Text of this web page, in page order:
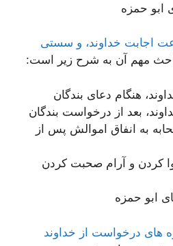
حمزه
اجابت خداوند، و سستى
مهم آن به شرح زیر است:
هنگام دعای بندگان
بعد از درخواست بندگان
به انفاق اموالش پس از
کردن و آرام صحبت کردن
ابو حمزه
های درخواست از خداوند